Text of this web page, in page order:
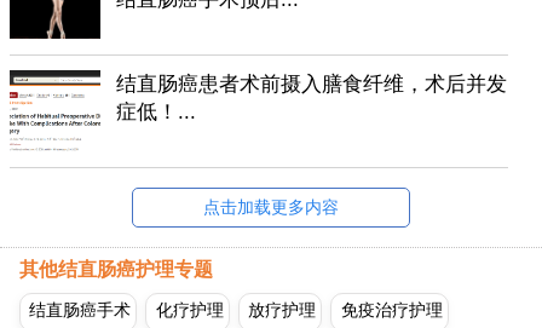
结直肠癌患者术前摄入膳食纤维，术后并发
症低！...
点击加载更多内容
其他结直肠癌护理专题
结直肠癌手术 化疗护理 放疗护理 免疫治疗护理